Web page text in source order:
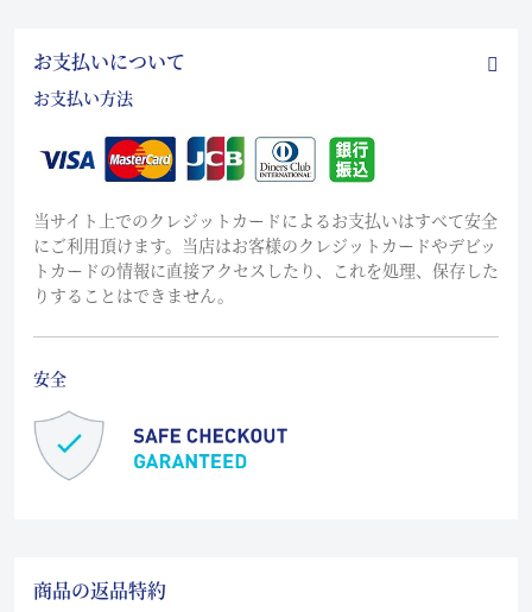
お支払いについて
お支払い方法
当サイト上でのクレジットカードによるお支払いはすべて安全
にご利用頂けます。当店はお客様のクレジットカードやデビッ
トカードの情報に直接アクセスしたり、これを処理、保存した
りすることはできません。
安全
商品の返品特約